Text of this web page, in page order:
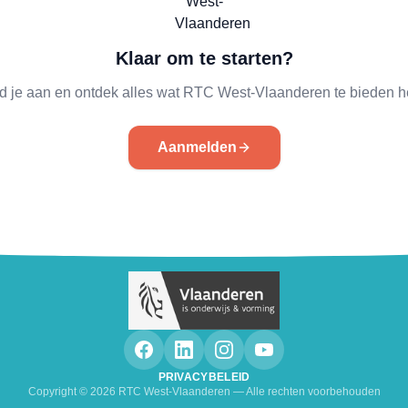
Klaar om te starten?
je aan en ontdek alles wat RTC West-Vlaanderen te bieden
Aanmelden
PRIVACYBELEID
Copyright © 2026 RTC West-Vlaanderen — Alle rechten voorbehouden